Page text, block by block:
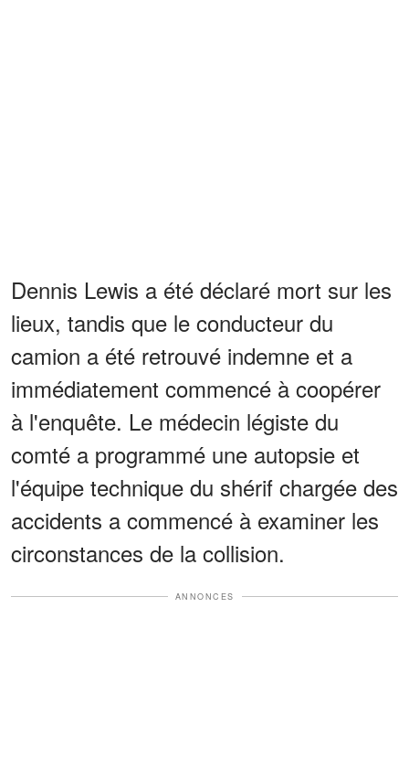
Dennis Lewis a été déclaré mort sur les
lieux, tandis que le conducteur du
camion a été retrouvé indemne et a
immédiatement commencé à coopérer
à l'enquête. Le médecin légiste du
comté a programmé une autopsie et
l'équipe technique du shérif chargée des
accidents a commencé à examiner les
circonstances de la collision.
ANNONCES